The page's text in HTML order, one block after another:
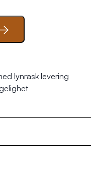
lynrask levering